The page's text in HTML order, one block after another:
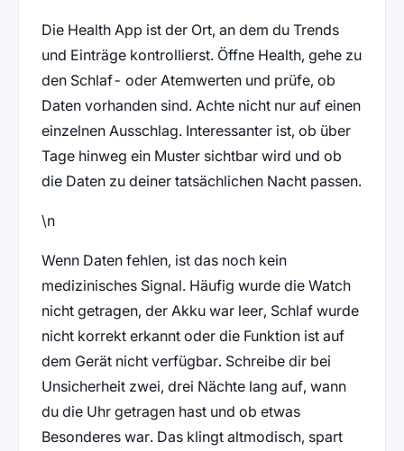
Die Health App ist der Ort, an dem du Trends
und Einträge kontrollierst. Öffne Health, gehe zu
den Schlaf- oder Atemwerten und prüfe, ob
Daten vorhanden sind. Achte nicht nur auf einen
einzelnen Ausschlag. Interessanter ist, ob über
Tage hinweg ein Muster sichtbar wird und ob
die Daten zu deiner tatsächlichen Nacht passen.
\n
Wenn Daten fehlen, ist das noch kein
medizinisches Signal. Häufig wurde die Watch
nicht getragen, der Akku war leer, Schlaf wurde
nicht korrekt erkannt oder die Funktion ist auf
dem Gerät nicht verfügbar. Schreibe dir bei
Unsicherheit zwei, drei Nächte lang auf, wann
du die Uhr getragen hast und ob etwas
Besonderes war. Das klingt altmodisch, spart